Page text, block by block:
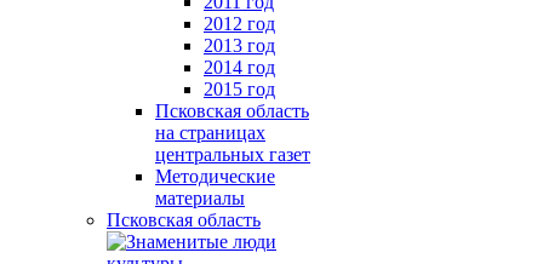
2012 год
2013 год
2014 год
2015 год
Псковская область
на страницах
центральных газет
Методические
материалы
Псковская область